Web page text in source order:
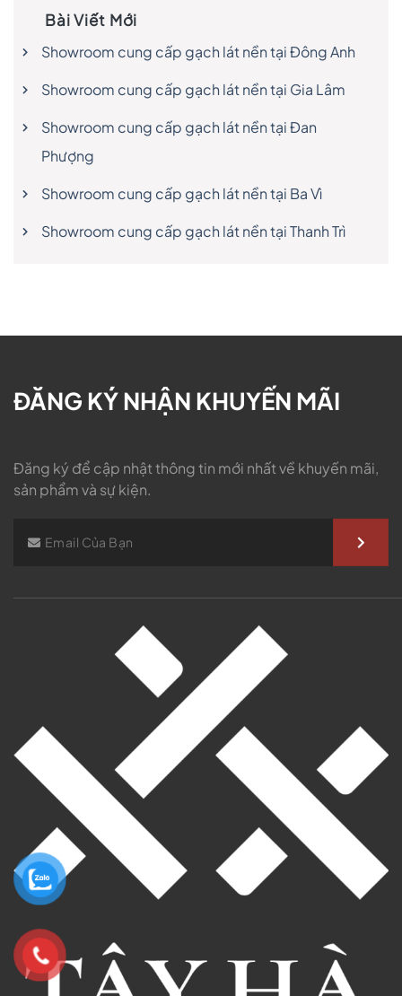
Bài Viết Mới
Showroom cung cấp gạch lát nền tại Đông Anh
Showroom cung cấp gạch lát nền tại Gia Lâm
Showroom cung cấp gạch lát nền tại Đan
Phượng
Showroom cung cấp gạch lát nền tại Ba Vì
Showroom cung cấp gạch lát nền tại Thanh Trì
ĐĂNG KÝ NHẬN KHUYẾN MÃI
Đăng ký để cập nhật thông tin mới nhất về khuyến mãi,
sản phẩm và sự kiện.